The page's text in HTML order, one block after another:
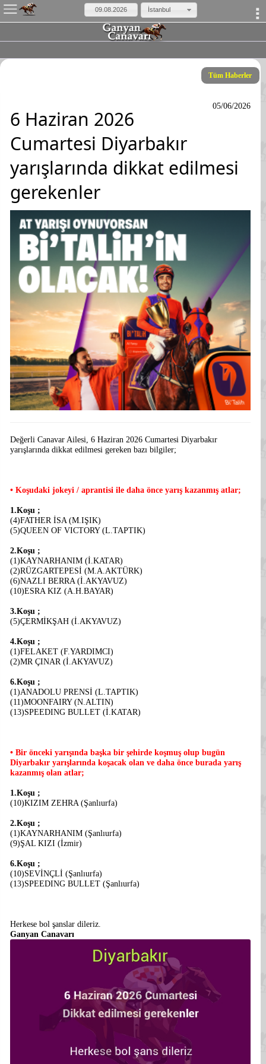
İstanbul
Tüm Haberler
05/06/2026
6 Haziran 2026
Cumartesi Diyarbakır
yarışlarında dikkat edilmesi
gerekenler
Değerli Canavar Ailesi, 6 Haziran 2026 Cumartesi Diyarbakır
yarışlarında dikkat edilmesi gereken bazı bilgiler;
• Koşudaki jokeyi / aprantisi ile daha önce yarış kazanmış atlar;
1.Koşu ;
(4)FATHER İSA (M.IŞIK)
(5)QUEEN OF VICTORY (L.TAPTIK)
2.Koşu ;
(1)KAYNARHANIM (İ.KATAR)
(2)RÜZGARTEPESİ (M.A.AKTÜRK)
(6)NAZLI BERRA (İ.AKYAVUZ)
(10)ESRA KIZ (A.H.BAYAR)
3.Koşu ;
(5)ÇERMİKŞAH (İ.AKYAVUZ)
4.Koşu ;
(1)FELAKET (F.YARDIMCI)
(2)MR ÇINAR (İ.AKYAVUZ)
6.Koşu ;
(1)ANADOLU PRENSİ (L.TAPTIK)
(11)MOONFAIRY (N.ALTIN)
(13)SPEEDING BULLET (İ.KATAR)
• Bir önceki yarışında başka bir şehirde koşmuş olup bugün
Diyarbakır yarışlarında koşacak olan ve daha önce burada yarış
kazanmış olan atlar;
1.Koşu ;
(10)KIZIM ZEHRA (Şanlıurfa)
2.Koşu ;
(1)KAYNARHANIM (Şanlıurfa)
(9)ŞAL KIZI (İzmir)
6.Koşu ;
(10)SEVİNÇLİ (Şanlıurfa)
(13)SPEEDING BULLET (Şanlıurfa)
Herkese bol şanslar dileriz.
Ganyan Canavarı
×